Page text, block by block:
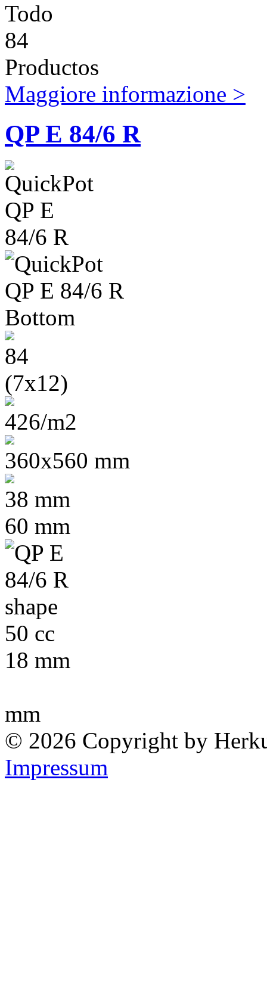
Todo
84
Productos
Maggiore informazione >
QP E 84/6 R
84
(7x12)
426/m2
360x560 mm
38 mm
60 mm
50 cc
18 mm
mm
© 2026 Copyright by
Impressum